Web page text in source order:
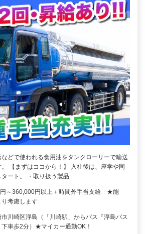
どで使われる食用油をタンクローリーで輸送
【まずはココから！】 入社後は、座学や同
ート。 ・取り扱う製品…
円～360,000円以上＋時間外手当支給 ★能
考慮します
川崎区浮島（「川崎駅」からバス『浮島バス
下車歩2分）★マイカー通勤OK！